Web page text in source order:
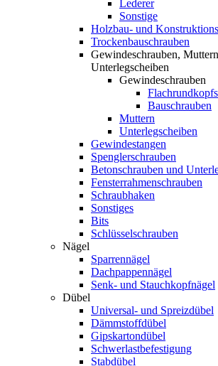
Lederer
Sonstige
Holzbau- und
Trockenbauschrauben
Gewindeschrauben,
Unterlegscheiben
Gewindeschrauben
Bauschrauben
Muttern
Unterlegscheiben
Gewindestangen
Spenglerschrauben
Betonschrauben und
Fensterrahmenschrauben
Schraubhaken
Sonstiges
Bits
Schlüsselschrauben
Nägel
Sparrennägel
Dachpappennägel
Senk- und Stauchkopfnägel
Dübel
Universal- und Spreizdübel
Dämmstoffdübel
Gipskartondübel
Schwerlastbefestigung
Stabdübel